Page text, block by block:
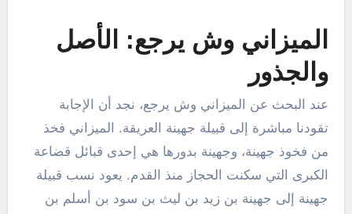
الميزاني وش يرجع: الأصل
والجذور
عند البحث عن الميزاني وش يرجع، نجد أن الإجابة
تقودنا مباشرة إلى قبيلة جهينة العريقة. الميزاني فخذ
من فخوذ جهينة، وجهينة بدورها هي إحدى قبائل قضاعة
الكبرى التي سكنت الحجاز منذ القدم. يعود نسب قبيلة
جهينة إلى جهينة بن زيد بن ليث بن سود بن أسلم بن